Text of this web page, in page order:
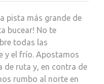
pista más grande de
bucear! No te
todas las
y el frío. Apostamos
de ruta y, en contra de
rumbo al norte en